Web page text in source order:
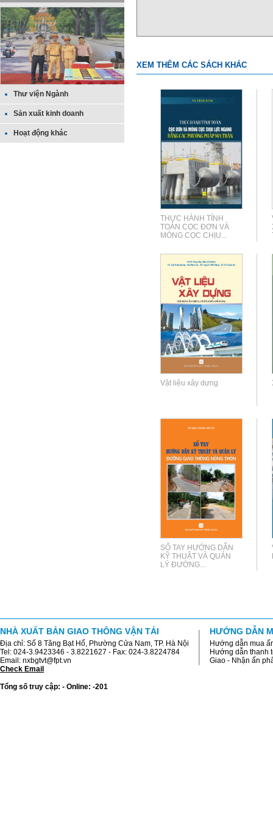
Thư viện Ngành
Sản xuất kinh doanh
Hoạt động khác
XEM THÊM CÁC SÁCH KHÁC
THỰC HÀNH TÍNH
TOÁN CỌC ĐƠN VÀ
MÓNG CỌC CHỊU...
Vật liệu xây dựng
SỔ TAY HƯỚNG DẪN
KỸ THUẬT VÀ QUẢN
LÝ ĐƯỜNG...
NHÀ XUẤT BẢN GIAO THÔNG VẬN TẢI
Địa chỉ: Số 8 Tăng Bạt Hổ, Phường Cửa Nam, TP. Hà Nội
Tel: 024-3.9423346 - 3.8221627 - Fax: 024-3.8224784
Email: nxbgtvt@fpt.vn
Check Email
Tổng số truy cập: - Online: -201
HƯỚNG DẪN
Hướng dẫn mua
Hướng dẫn thanh
Giao - Nhận ấn